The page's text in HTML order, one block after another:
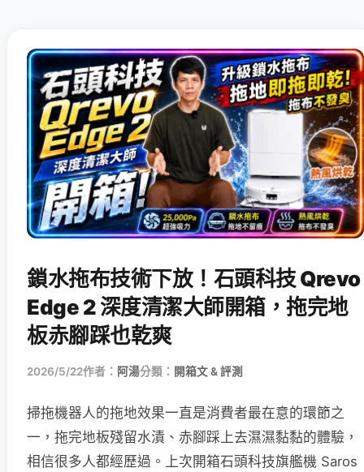
鎖水拖布技術下放！石頭科技 Qrevo
Edge 2 深度清潔大師開箱，拖完地
板赤腳踩也乾爽
2026/5/22作者： 阿湯分類： 開箱文 & 評測
掃拖機器人的拖地效果一直是消費者最在意的環節之
一，拖完地板殘留水漬、赤腳踩上去濕濕黏黏的體驗，
相信很多人都經歷過。上次開箱石頭科技旗艦機 Saros